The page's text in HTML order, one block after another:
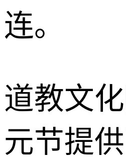
连。
道教文
元节提